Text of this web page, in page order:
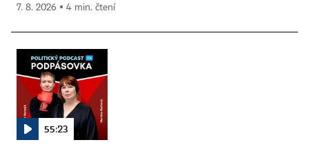
7. 8. 2026 ▪ 4 min. čtení
55:23